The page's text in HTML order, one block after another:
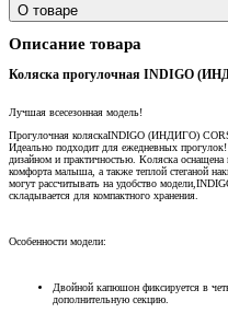
О товаре
Описание товара
Коляска прогулочная INDIGO
Лучшая всесезонная модель!
Прогулочная коляскаINDIGO (ИНДИГО)
Идеально подходит для ежедневных
дизайном и практичностью. Коляска
комфорта малыша, а также теплой стеганой
могут рассчитывать на удобство модели,
складывается для компактного хранения.
Особенности модели:
Двойной капюшон фиксируется в
дополнительную секцию.